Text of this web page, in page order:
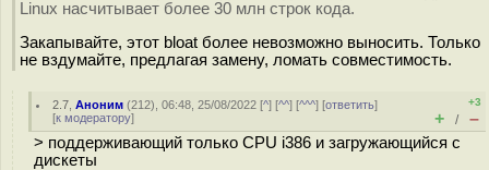
Linux насчитывает более 30 млн строк кода.
Закапывайте, этот bloat более невозможно выносить. Только
не вздумайте, предлагая замену, ломать совместимость.
2.7 ,Аноним (212), 06:48, 25/08/2022 [^] [^^] [^^^] [ответить]
[к модератору]
+3
+ / –
> поддерживающий только CPU i386 и загружающийся с
дискеты